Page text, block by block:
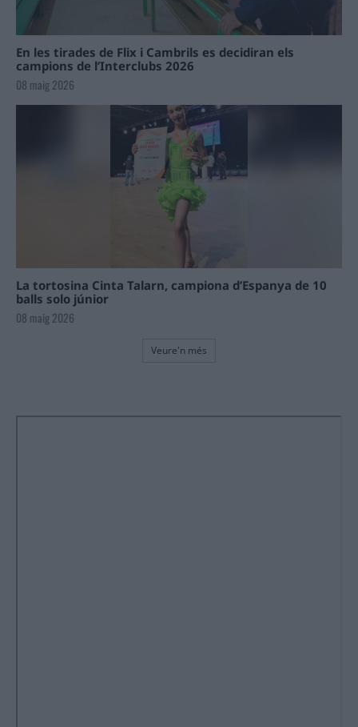
En les tirades de Flix i Cambrils es decidiran els
campions de l’Interclubs 2026
08 maig 2026
La tortosina Cinta Talarn, campiona d’Espanya de 10
balls solo júnior
08 maig 2026
Veure'n més